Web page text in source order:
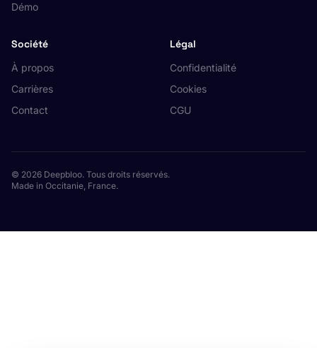
Démo
Société
À propos
Carrières
Contact
Légal
Confidentialité
Cookies
CGU
© 2026 Deepbloo. Tous droits réservés.
Made in Occitanie, France.